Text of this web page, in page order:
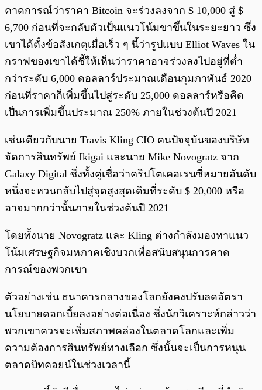
คาดการณ์ว่าราคา Bitcoin จะร่วงลงจาก $ 10,000 สู่ $
6,700 ก่อนที่จะกลับตัวเป็นแนวโน้มขาขึ้นในระยะยาว ซึ่ง
เขาได้ตั้งข้อสังเกตุเมื่อเร็ว ๆ นี้ว่ารูปแบบ Elliot Waves ใน
กราฟของเขาได้ชี้ให้เห็นว่าราคาอาจร่วงลงไปอยู่ที่ต่ำ
กว่าระดับ 6,000 ดอลลาร์ประมาณเดือนกุมภาพันธ์ 2020
ก่อนที่ราคาก็เพิ่มขึ้นไปสู่ระดับ 25,000 ดอลลาร์หรือคิด
เป็นการเพิ่มขึ้นประมาณ 250% ภายในช่วงต้นปี 2021
เช่นเดียวกับนาย Travis Kling CIO คนปัจจุบันของบริษัท
จัดการสินทรัพย์ Ikigai และนาย Mike Novogratz จาก
Galaxy Digital ซึ่งทั้งคู่เชื่อว่าคริปโตเคอเรนซี่หมายอันดับ
หนึ่งจะหวนกลับไปสู่จุดสูงสุดเดิมที่ระดับ $ 20,000 หรือ
อาจมากกว่านั้นภายในช่วงต้นปี 2021
โดยทั้งนาย Novogratz และ Kling ต่างกำลังมองหาแนว
โน้มเศรษฐกิจมหภาคเชิงบวกเพื่อสนับสนุนการคาด
การณ์ของพวกเขา
ตัวอย่างเช่น ธนาคารกลางของโลกยังคงปรับลดอัตรา
นโยบายดอกเบี้ยลงอย่างต่อเนื่อง ซึ่งนักวิเคราะห์กล่าวว่า
พวกเขาควรจะเพิ่มสภาพคล่องในตลาดโลกและเพิ่ม
ความต้องการสินทรัพย์ทางเลือก ซึ่งนั้นจะเป็นการหนุน
ตลาดบิทคอยน์ในช่วงเวลานี้